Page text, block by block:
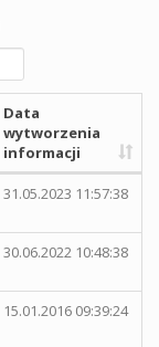
Data
wytworzenia
informacji
31.05.2023 11:57:38
30.06.2022 10:48:38
15.01.2016 09:39:24